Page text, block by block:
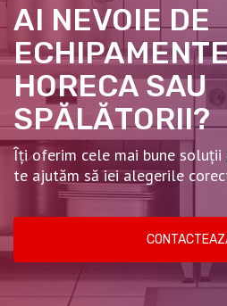
AI NEVOIE DE
HORECA SAU
SPĂLĂTORII?
Îți oferim cele mai bune
te ajutăm să iei alegerile